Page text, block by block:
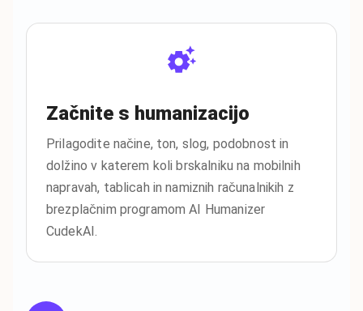
Začnite s humanizacijo
Prilagodite načine, ton, slog, podobnost in
dolžino v katerem koli brskalniku na mobilnih
napravah, tablicah in namiznih računalnikih z
brezplačnim programom AI Humanizer
CudekAI.